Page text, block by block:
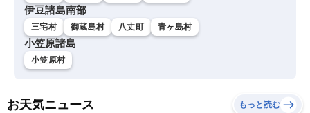
伊豆諸島南部
三宅村 御蔵島村 八丈町 青ヶ島村
小笠原諸島
小笠原村
お天気ニュース もっと読む